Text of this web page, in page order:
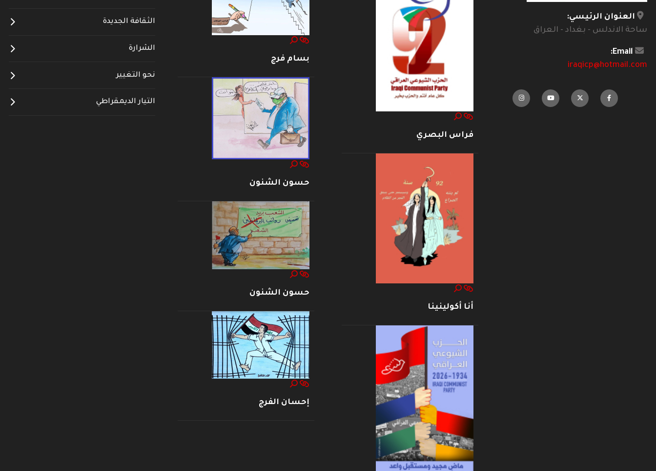
العنوان الرئيسي:
ساحة الاندلس - بغداد - العراق
Email:
iraqicp@hotmail.com
فراس البصري
أنا أكولينينا
بسام فرج
حسون الشنون
حسون الشنون
إحسان الفرج
الثقافة الجديدة
الشرارة
نحو التغيير
التيار الديمقراطي